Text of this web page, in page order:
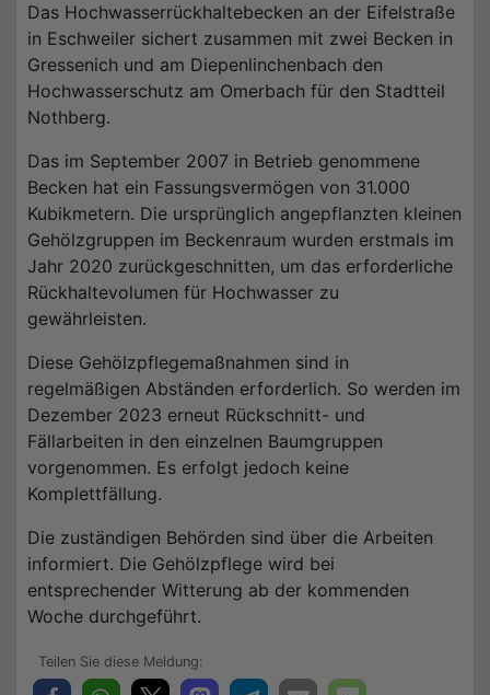
Das Hochwasserrückhaltebecken an der Eifelstraße
in Eschweiler sichert zusammen mit zwei Becken in
Gressenich und am Diepenlinchenbach den
Hochwasserschutz am Omerbach für den Stadtteil
Nothberg.
Das im September 2007 in Betrieb genommene
Becken hat ein Fassungsvermögen von 31.000
Kubikmetern. Die ursprünglich angepflanzten kleinen
Gehölzgruppen im Beckenraum wurden erstmals im
Jahr 2020 zurückgeschnitten, um das erforderliche
Rückhaltevolumen für Hochwasser zu
gewährleisten.
Diese Gehölzpflegemaßnahmen sind in
regelmäßigen Abständen erforderlich. So werden im
Dezember 2023 erneut Rückschnitt- und
Fällarbeiten in den einzelnen Baumgruppen
vorgenommen. Es erfolgt jedoch keine
Komplettfällung.
Die zuständigen Behörden sind über die Arbeiten
informiert. Die Gehölzpflege wird bei
entsprechender Witterung ab der kommenden
Woche durchgeführt.